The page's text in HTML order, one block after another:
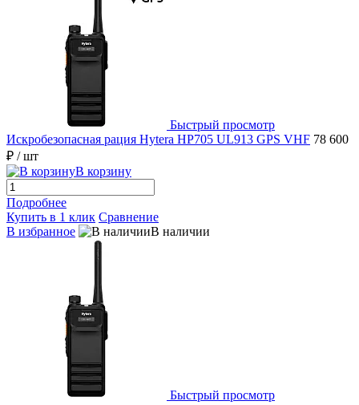
Быстрый просмотр
Искробезопасная рация Hytera HP705 UL913 GPS VHF 78 600
₽ / шт
В корзину
Подробнее
Купить в 1 клик Сравнение
В избранное
В наличии
Быстрый просмотр